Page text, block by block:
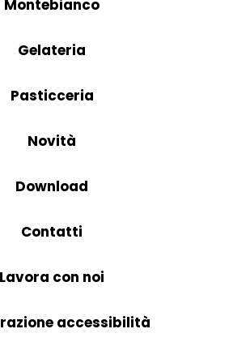
Montebianco
Gelateria
Pasticceria
Novità
Download
Contatti
Lavora con noi
accessibilità